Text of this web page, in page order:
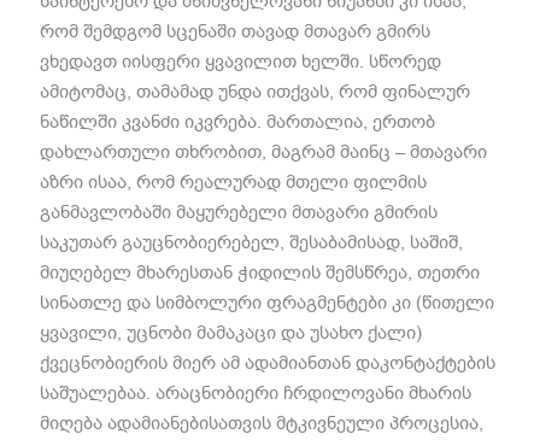
რომ შემდგომ სცენაში თავად მთავარ გმირს
ვხედავთ იისფერი ყვავილით ხელში. სწორედ
ამიტომაც,თამამად უნდა ითქვას,რომ ფინალურ
ნაწილში კვანძი იკვრება.მართალია,ერთობ
დახლართული თხრობით,მაგრამ მაინც –მთავარი
აზრი ისაა,რომ რეალურად მთელი ფილმის
განმავლობაში მაყურებელი მთავარი გმირის
საკუთარ გაუცნობიერებელ,შესაბამისად, საშიშ,
მიუღებელ მხარესთან ჭიდილის შემსწრეა,თეთრი
სინათლე და სიმბოლური ფრაგმენტები კი (წითელი
ყვავილი,უცნობი მამაკაცი და უსახო ქალი)
ქვეცნობიერის მიერ ამ ადამიანთან დაკონტაქტების
საშუალებაა.არაცნობიერი ჩრდილოვანი მხარის
მიღება ადამიანებისათვის მტკივნეული პროცესია,